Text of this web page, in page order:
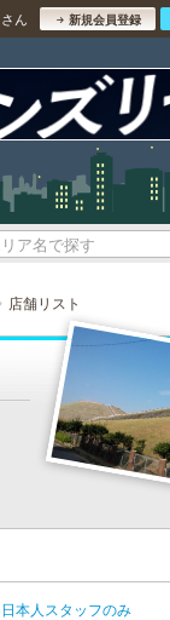
さん 新規会員登録
店舗リスト
日本人スタッフのみ